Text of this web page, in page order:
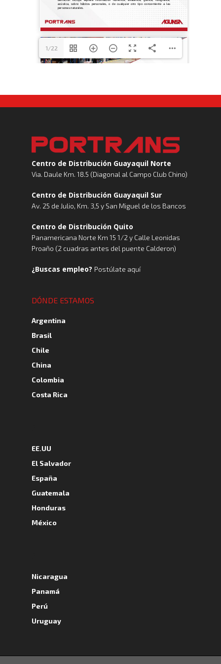
1/22
Centro de Distribución Guayaquil Norte
Via. Daule Km. 18.5 (Diagonal al Campo Club Chino)
Centro de Distribución Guayaquil Sur
Av. 25 de Julio, Km. 3,5 y San Miguel de los Bancos
Centro de Distribución Quito
Panamericana Norte Km 15 1/2 y Calle Leonidas
Proaño (2 cuadras antes del puente Calderon)
¿Buscas empleo? Postúlate aquí
DÓNDE ESTAMOS
Argentina
Brasil
Chile
China
Colombia
Costa Rica
EE.UU
El Salvador
España
Guatemala
Honduras
México
Nicaragua
Panamá
Perú
Uruguay
Facturación
Webmail
Plataforma RRHH
Blog